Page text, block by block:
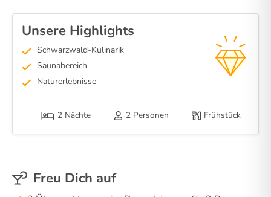
Unsere Highlights
Schwarzwald-Kulinarik
Saunabereich
Naturerlebnisse
2 Nächte 2 Personen Frühstück
Freu Dich auf